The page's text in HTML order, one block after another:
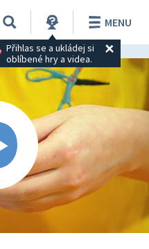
Přihlas se a ukládej si
oblíbené hry a videa.
MENU